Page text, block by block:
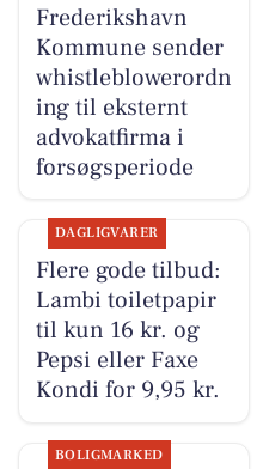
Frederikshavn
Kommune sender
whistleblowerordn
ing til eksternt
advokatfirma i
forsøgsperiode
DAGLIGVARER
Flere gode tilbud:
Lambi toiletpapir
til kun 16 kr. og
Pepsi eller Faxe
Kondi for 9,95 kr.
BOLIGMARKED